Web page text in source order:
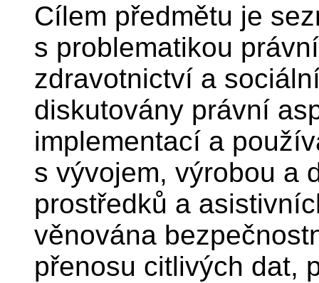
Cílem předmětu je
s problematikou
zdravotnictví a
diskutovány právní
implementací a
s vývojem, výrobou a
prostředků a
věnována
přenosu citlivých dat,